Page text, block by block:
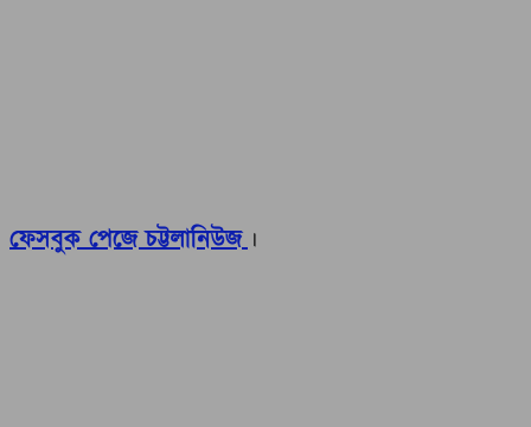
ফেসবুক পেজে চট্টলানিউজ ।